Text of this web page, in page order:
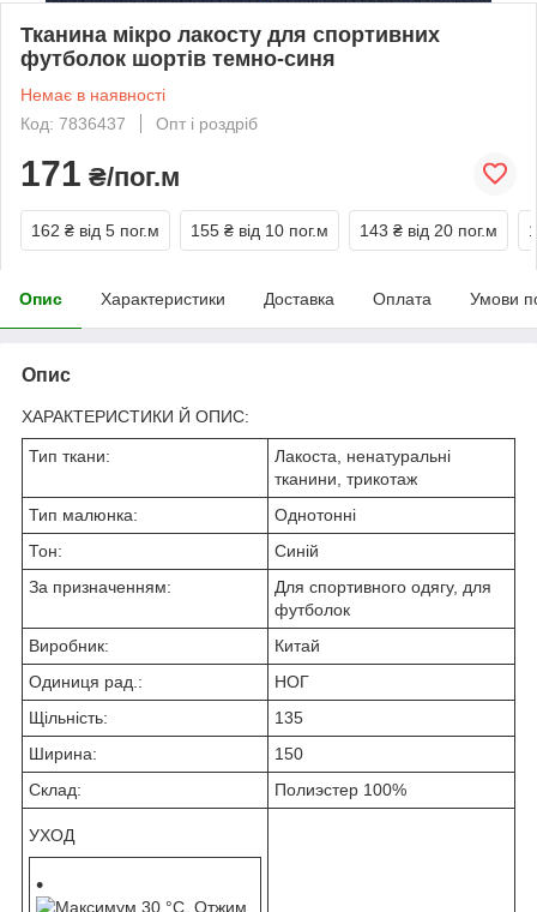
Тканина мікро лакосту для спортивних
футболок шортів темно-синя
Немає в наявності
Код: 7836437
Опт і роздріб
171 ₴/пог.м
162 ₴ від 5 пог.м 155 ₴ від 10 пог.м 143 ₴ від 20 пог.м
Опис Характеристики Доставка Оплата Умови
Опис
ХАРАКТЕРИСТИКИ Й ОПИС:
Тип ткани:
Лакоста, ненатуральні
тканини, трикотаж
Тип малюнка:
Однотонні
Тон:
Синій
За призначенням:
Для спортивного одягу, для
футболок
Виробник:
Китай
Одиниця рад.:
НОГ
Щільність:
135
Ширина:
150
Склад:
Полиэстер 100%
УХОД